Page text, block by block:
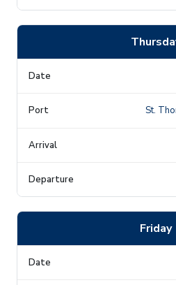
St.
Friday